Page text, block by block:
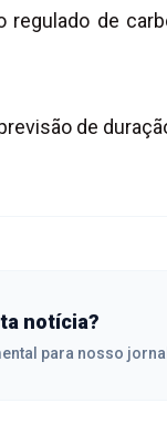
regulado de
de
notícia?
para nosso